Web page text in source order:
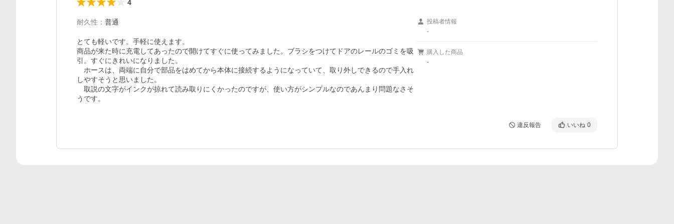
4
耐久性 ： 普通
とても軽いです。手軽に使えます。
商品が来た時に充電してあったので開けてすぐに使ってみました。ブラシをつけてドアのレールのゴミを吸
引。すぐにきれいになりました。
ホースは、両端に自分で部品をはめてから本体に接続するようになっていて、取り外しできるので手入れ
しやすそうと思いました。
取説の文字がインクが掠れて読み取りにくかったのですが、使い方がシンプルなのであんまり問題なさそ
投稿者情報
-
購入した商品
-
違反報告 いいね 0